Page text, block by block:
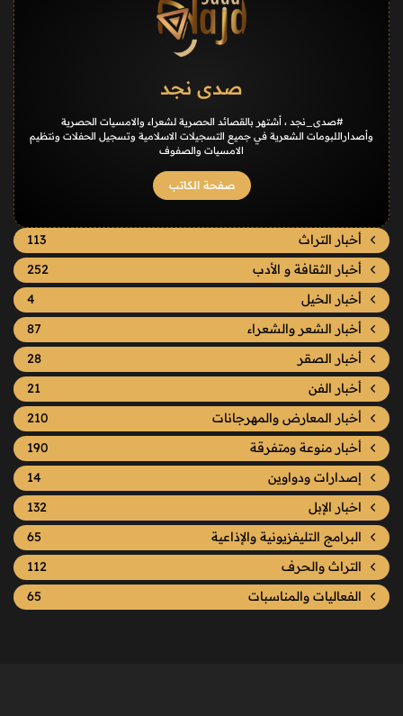
صدى نجد
#صدى_نجد ، أشتهر بالقصائد الحصرية لشعراء والامسيات الحصرية
وأصداراللبومات الشعرية في جميع التسجيلات الاسلامية وتسجيل الحفلات ونتظيم
الامسيات والصفوف
صفحة الكاتب
أخبار التراث
113
أخبار الثقافة و الأدب
252
أخبار الخيل
4
أخبار الشعر والشعراء
87
أخبار الصقر
28
أخبار الفن
21
أخبار المعارض والمهرجانات
210
أخبار منوعة ومتفرقة
190
إصدارات ودواوين
14
اخبار الإبل
132
البرامج التليفزيونية والإذاعية
65
التراث والحرف
112
الفعاليات والمناسبات
65